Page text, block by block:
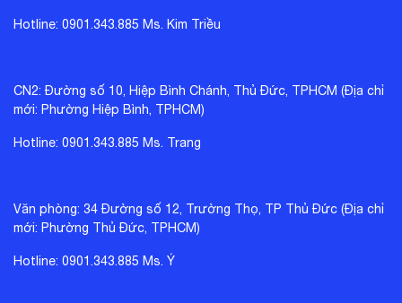
Hotline: 0901.343.885 Ms. Kim Triều
CN2: Đường số 10, Hiệp Bình Chánh, Thủ Đức, TPHCM (Địa chỉ
mới: Phường Hiệp Bình, TPHCM)
Hotline: 0901.343.885 Ms. Trang
Văn phòng: 34 Đường số 12, Trường Thọ, TP Thủ Đức (Địa chỉ
mới: Phường Thủ Đức, TPHCM)
Hotline: 0901.343.885 Ms. Ý